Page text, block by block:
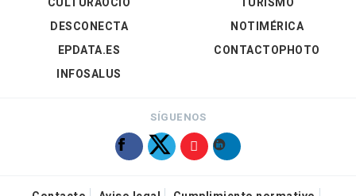
DESCONECTA
EPDATA.ES
INFOSALUS
NOTIMÉRICA
CONTACTOPHOTO
SÍGUENOS